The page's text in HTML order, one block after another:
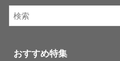
おすすめ特集